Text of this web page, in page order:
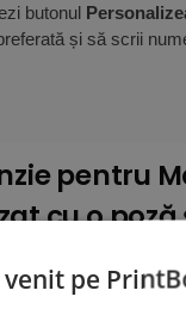
butonul
și să scrii
pentru
cu o
venit pe